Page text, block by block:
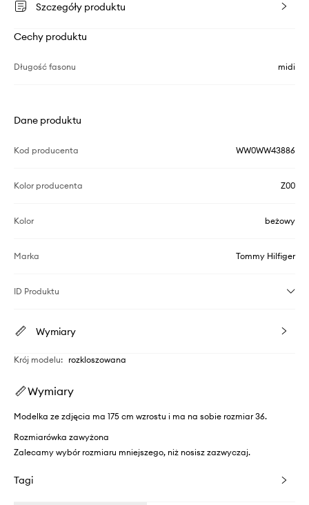
Szczegóły produktu
Cechy produktu
Długość fasonu midi
Dane produktu
Kod producenta WW0WW43886
Kolor producenta Z00
Kolor beżowy
Marka Tommy Hilfiger
ID Produktu
Wymiary
Krój modelu: rozkloszowana
Wymiary
Modelka ze zdjęcia ma 175 cm wzrostu i ma na sobie rozmiar 36.
Rozmiarówka zawyżona
Zalecamy wybór rozmiaru mniejszego, niż nosisz zazwyczaj.
Tagi